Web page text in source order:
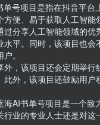
单号项目是指在抖音平
方便、易于获取人工智能
过分享人工智能领域的
水平。同时，该项目也
。
外，该项目还会定期举
此外，该项目还鼓励用
海AI书单号项目是一个
行业的专业人士还是对这